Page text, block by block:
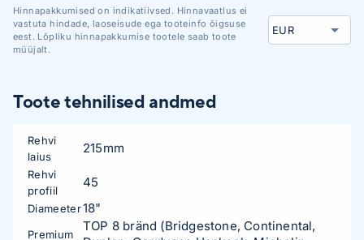
Hinnapakkumised on indikatiivsed. Hinnavaatlus ei
vastuta hindade, laoseisude ega tooteinfo õigsuse
eest. Lõpliku hinnapakkumise tootele saab toote
müüjalt.
Toote tehnilised andmed
Rehvi
laius
215mm
Rehvi
profiil
45
Diameeter18"
Premium
TOP 8 bränd (Bridgestone, Continental,